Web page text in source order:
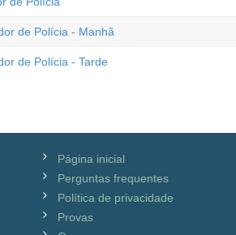
de Polícia - Manhã
de Polícia - Tarde
Página inicial
Perguntas frequentes
Política de privacidade
Provas